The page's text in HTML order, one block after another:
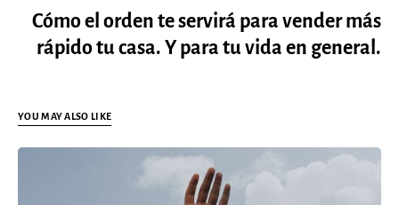
Cómo el orden te servirá para vender más
rápido tu casa. Y para tu vida en general.
YOU MAY ALSO LIKE